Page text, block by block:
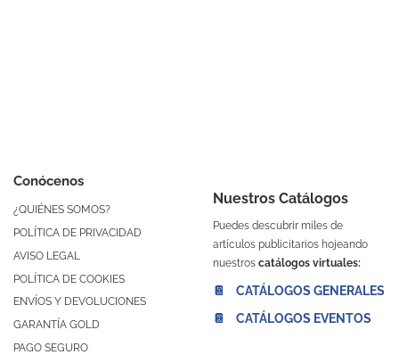
Conócenos
¿QUIÉNES SOMOS?
POLÍTICA DE PRIVACIDAD
AVISO LEGAL
POLÍTICA DE COOKIES
ENVÍOS Y DEVOLUCIONES
GARANTÍA GOLD
PAGO SEGURO
Nuestros Catálogos
Puedes descubrir miles de
artículos publicitarios hojeando
nuestros catálogos virtuales:
📔 CATÁLOGOS GENERALES
📔 CATÁLOGOS EVENTOS